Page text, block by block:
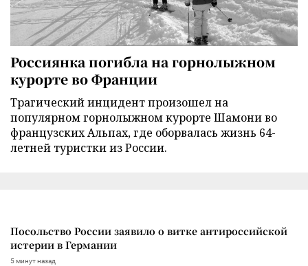
Россиянка погибла на горнолыжном
курорте во Франции
Трагический инцидент произошел на
популярном горнолыжном курорте Шамони во
французских Альпах, где оборвалась жизнь 64-
летней туристки из России.
Посольство России заявило о витке антироссийской
истерии в Германии
5 минут назад